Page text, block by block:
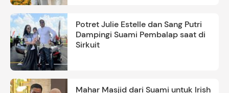
Potret Julie Estelle dan Sang Putri
Dampingi Suami Pembalap saat di
Sirkuit
Mahar Masjid dari Suami untuk Irish